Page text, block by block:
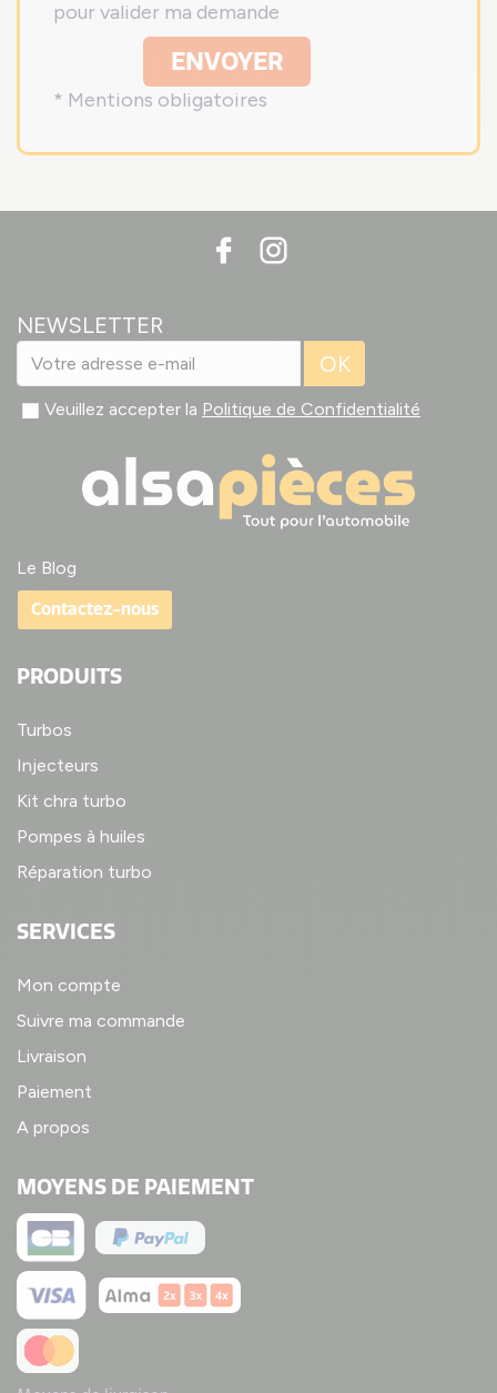
pour valider ma demande
ENVOYER
* Mentions obligatoires
NEWSLETTER
OK
Veuillez accepter la Politique de Confidentialité
Le Blog
Contactez-nous
PRODUITS
Turbos
Injecteurs
Kit chra turbo
Pompes à huiles
Réparation turbo
SERVICES
Mon compte
Suivre ma commande
Livraison
Paiement
A propos
MOYENS DE PAIEMENT